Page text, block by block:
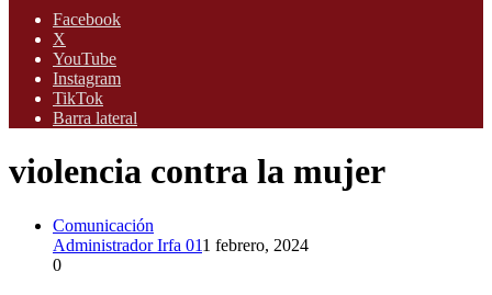
Facebook
X
YouTube
Instagram
TikTok
Barra lateral
violencia contra la mujer
Comunicación
Administrador Irfa 011 febrero, 2024
0